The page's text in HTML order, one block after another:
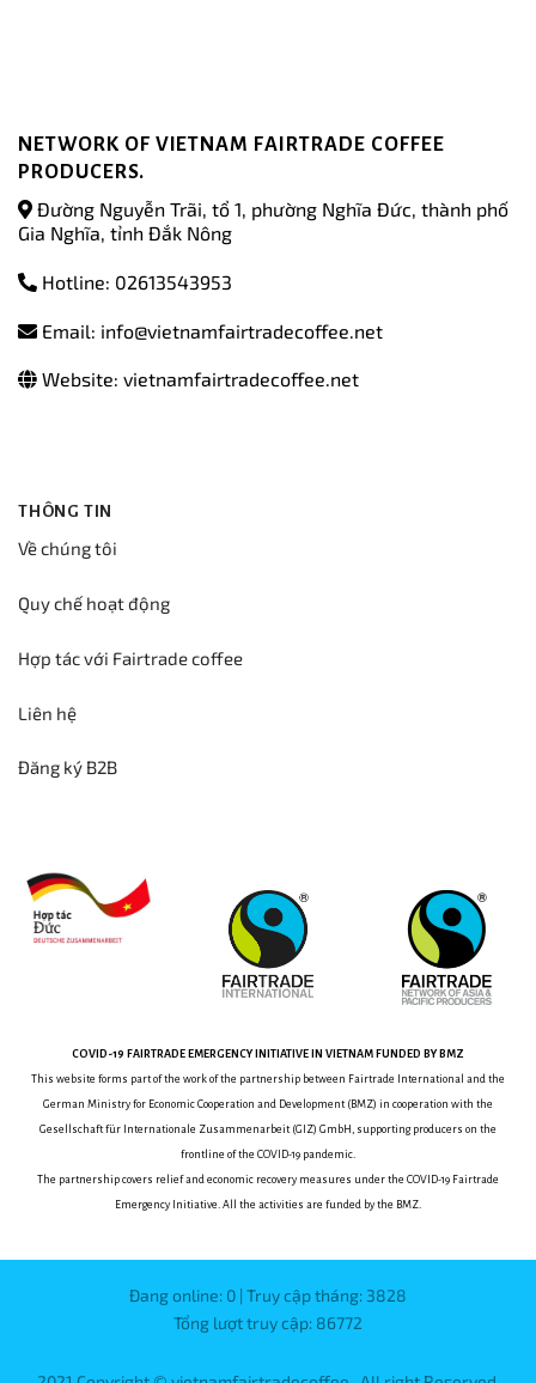
NETWORK OF VIETNAM FAIRTRADE COFFEE
PRODUCERS.
Đường Nguyễn Trãi, tổ 1, phường Nghĩa Đức, thành phố
Gia Nghĩa, tỉnh Đắk Nông
Hotline: 02613543953
Email: info@vietnamfairtradecoffee.net
Website: vietnamfairtradecoffee.net
THÔNG TIN
Về chúng tôi
Quy chế hoạt động
Hợp tác với Fairtrade coffee
Liên hệ
Đăng ký B2B
COVID-19 FAIRTRADE EMERGENCY INITIATIVE IN VIETNAM FUNDED BY BMZ
This website forms part of the work of the partnership between Fairtrade International and the
German Ministry for Economic Cooperation and Development (BMZ) in cooperation with the
Gesellschaft für Internationale Zusammenarbeit (GIZ) GmbH, supporting producers on the
frontline of the COVID-19 pandemic.
The partnership covers relief and economic recovery measures under the COVID-19 Fairtrade
Emergency Initiative. All the activities are funded by the BMZ.
Đang online: 0 | Truy cập tháng: 3828
Tổng lượt truy cập: 86772